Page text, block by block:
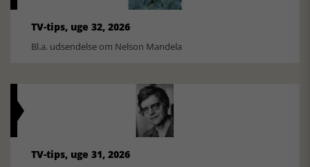
TV-tips, uge 32, 2026
Bl.a. udsendelse om Nelson Mandela
TV-tips, uge 31, 2026